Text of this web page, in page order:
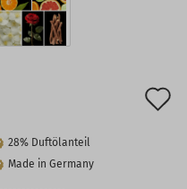
28% Duftölanteil
Made in Germany